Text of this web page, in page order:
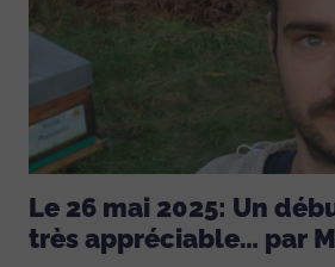
Le 26 mai 2025: Un
très appréciable… par